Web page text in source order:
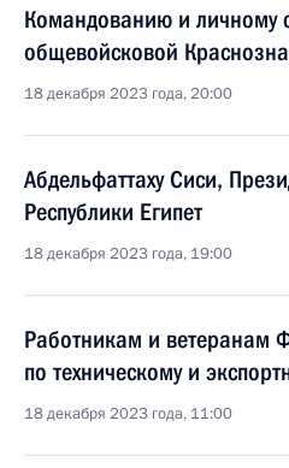
Командованию и личному
общевойсковой
18 декабря 2023 года, 20:00
Абдельфаттаху Сиси,
Республики Египет
18 декабря 2023 года, 19:00
Работникам и ветеранам
по техническому и
18 декабря 2023 года, 11:00